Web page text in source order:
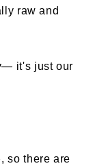
raw and
it's just our
so there are